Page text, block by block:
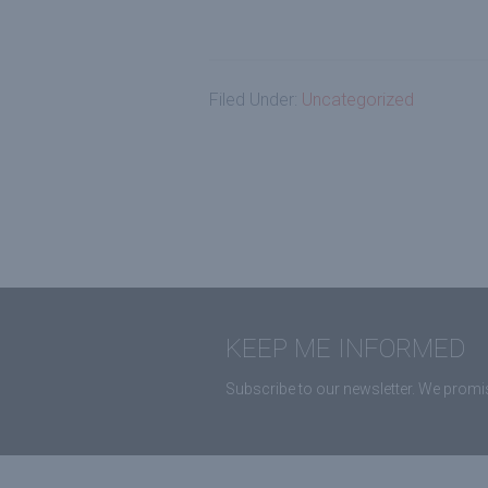
Filed Under: Uncategorized
KEEP ME INFORMED
Subscribe to our newsletter. We